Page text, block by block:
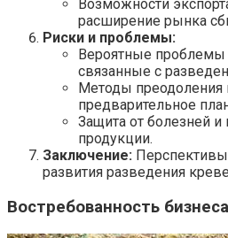
Возможности
расширение рынка
Риски и проблемы:
Вероятные проблемы
связанные с
Методы преодоления
предварительное
Защита от болезней и
продукции.
Заключение:
развития разведения
Востребованность бизнеса